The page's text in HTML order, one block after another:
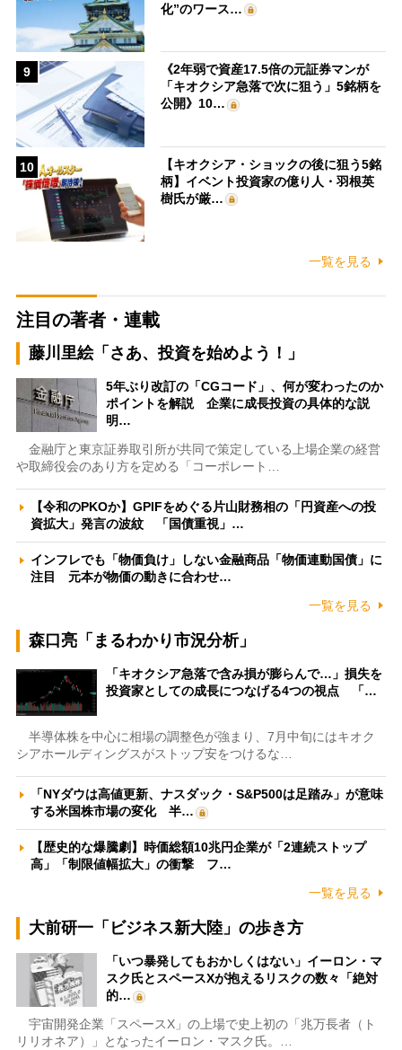
化”のワース…
9
《2年弱で資産17.5倍の元証券マンが
「キオクシア急落で次に狙う」5銘柄を
公開》10…
10
【キオクシア・ショックの後に狙う5銘
柄】イベント投資家の億り人・羽根英
樹氏が厳…
一覧を見る
注目の著者・連載
藤川里絵「さあ、投資を始めよう！」
5年ぶり改訂の「CGコード」、何が変わったのか
ポイントを解説 企業に成長投資の具体的な説
明…
金融庁と東京証券取引所が共同で策定している上場企業の経営
や取締役会のあり方を定める「コーポレート…
【令和のPKOか】GPIFをめぐる片山財務相の「円資産への投
資拡大」発言の波紋 「国債重視」…
インフレでも「物価負け」しない金融商品「物価連動国債」に
注目 元本が物価の動きに合わせ…
一覧を見る
森口亮「まるわかり市況分析」
「キオクシア急落で含み損が膨らんで…」損失を
投資家としての成長につなげる4つの視点 「…
半導体株を中心に相場の調整色が強まり、7月中旬にはキオク
シアホールディングスがストップ安をつけるな…
「NYダウは高値更新、ナスダック・S&P500は足踏み」が意味
する米国株市場の変化 半…
【歴史的な爆騰劇】時価総額10兆円企業が「2連続ストップ
高」「制限値幅拡大」の衝撃 フ…
一覧を見る
大前研一「ビジネス新大陸」の歩き方
「いつ暴発してもおかしくはない」イーロン・マ
スク氏とスペースXが抱えるリスクの数々「絶対
的…
宇宙開発企業「スペースX」の上場で史上初の「兆万長者（ト
リリオネア）」となったイーロン・マスク氏。…